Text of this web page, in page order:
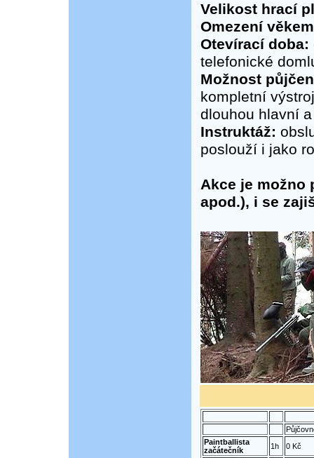
Velikost hrací
Omezení
Otevírací doba:
telefonické
Možnost
kompletní
dlouhou hlavní
Instruktáž:
poslouží i jako
Akce je možno
apod.), i se
Paintballista
začátečník
1h
0 Kč